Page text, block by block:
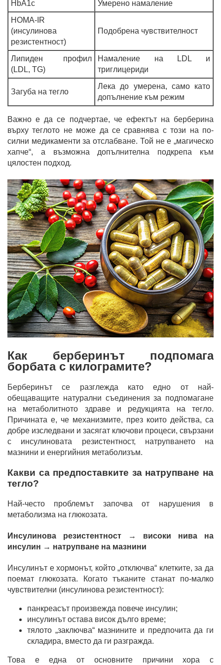
HbA1c
Умерено намаление
HOMA-IR
(инсулинова
резистентност)
Подобрена чувствителност
Липиден профил
(LDL, TG)
Намаление на LDL и
триглицериди
Загуба на тегло
Лека до умерена, само като
допълнение към режим
Важно е да се подчертае, че ефектът на берберина
върху теглото не може да се сравнява с този на по-
силни медикаменти за отслабване. Той не е „магическо
хапче“, а възможна допълнителна подкрепа към
цялостен подход.
Как берберинът подпомага
борбата с килограмите?
Берберинът се разглежда като едно от най-
обещаващите натурални съединения за подпомагане
на метаболитното здраве и редукцията на тегло.
Причината е, че механизмите, през които действа, са
добре изследвани и засягат ключови процеси, свързани
с инсулиновата резистентност, натрупването на
мазнини и енергийния метаболизъм.
Какви са предпоставките за натрупване на
тегло?
Най-често проблемът започва от нарушения в
метаболизма на глюкозата.
Инсулинова резистентност → високи нива на
инсулин → натрупване на мазнини
Инсулинът е хормонът, който „отключва“ клетките, за да
поемат глюкозата. Когато тъканите станат по-малко
чувствителни (инсулинова резистентност):
панкреасът произвежда повече инсулин;
инсулинът остава висок дълго време;
тялото „заключва“ мазнините и предпочита да ги
складира, вместо да ги разгражда.
Това е една от основните причини хора с